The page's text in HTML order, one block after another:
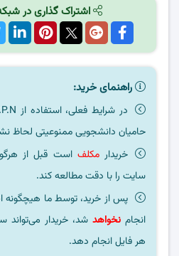
اشتراک گذاری در
راهنمای خرید:
حامیان دانشجویی ممنوعیتی لحاظ
خریدارمکلف است قبل از
سایت را با دقت مطالعه کند.
پس از خرید، توسط ما هیچگونه
انجام نخواهد شد، خریدار
هر فایل انجام دهد.